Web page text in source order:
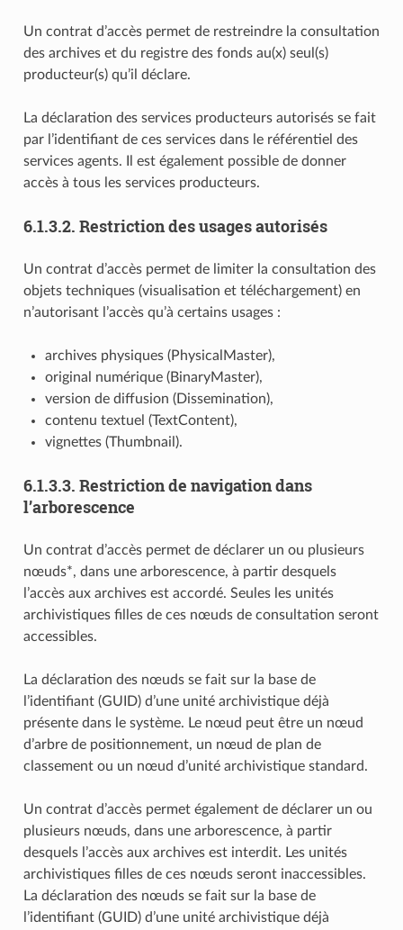
Un contrat d’accès permet de restreindre la consultation
des archives et du registre des fonds au(x) seul(s)
producteur(s) qu’il déclare.
La déclaration des services producteurs autorisés se fait
par l’identifiant de ces services dans le référentiel des
services agents. Il est également possible de donner
accès à tous les services producteurs.
6.1.3.2. Restriction des usages autorisés
Un contrat d’accès permet de limiter la consultation des
objets techniques (visualisation et téléchargement) en
n’autorisant l’accès qu’à certains usages :
archives physiques (PhysicalMaster),
original numérique (BinaryMaster),
version de diffusion (Dissemination),
contenu textuel (TextContent),
vignettes (Thumbnail).
6.1.3.3. Restriction de navigation dans
l’arborescence
Un contrat d’accès permet de déclarer un ou plusieurs
nœuds*, dans une arborescence, à partir desquels
l’accès aux archives est accordé. Seules les unités
archivistiques filles de ces nœuds de consultation seront
accessibles.
La déclaration des nœuds se fait sur la base de
l’identifiant (GUID) d’une unité archivistique déjà
présente dans le système. Le nœud peut être un nœud
d’arbre de positionnement, un nœud de plan de
classement ou un nœud d’unité archivistique standard.
Un contrat d’accès permet également de déclarer un ou
plusieurs nœuds, dans une arborescence, à partir
desquels l’accès aux archives est interdit. Les unités
archivistiques filles de ces nœuds seront inaccessibles.
La déclaration des nœuds se fait sur la base de
l’identifiant (GUID) d’une unité archivistique déjà